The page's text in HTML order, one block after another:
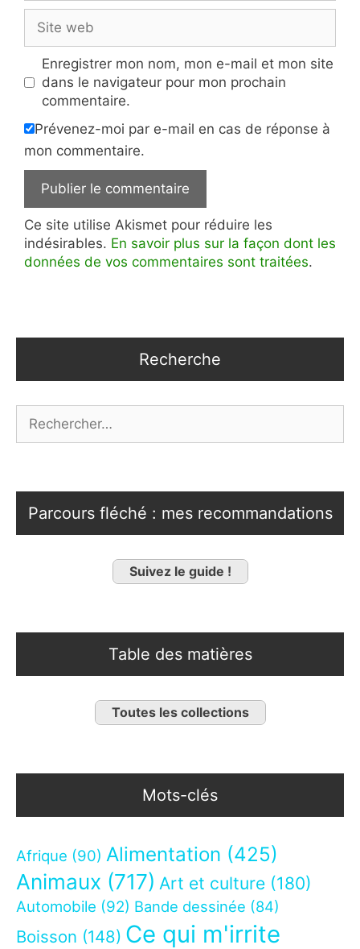
web
Enregistrer mon nom, mon e-mail et mon site
dans le navigateur pour mon prochain
commentaire.
Prévenez-moi par e-mail en cas de réponse à
mon commentaire.
Ce site utilise Akismet pour réduire les
indésirables. En savoir plus sur la façon dont les
données de vos commentaires sont traitées.
Recherche
Parcours fléché : mes recommandations
Suivez le guide !
Table des matières
Toutes les collections
Mots-clés
Afrique (90) Alimentation (425)
Animaux (717) Art et culture (180)
Automobile (92) Bande dessinée (84)
Boisson (148) Ce qui m'irrite